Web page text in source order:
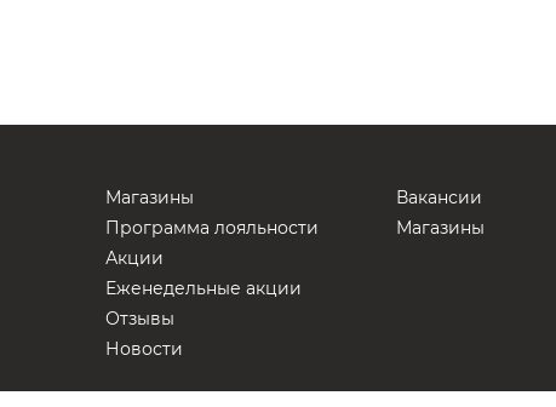
Магазины
Программа лояльности
Акции
Еженедельные акции
Отзывы
Новости
Вакансии
Магазины